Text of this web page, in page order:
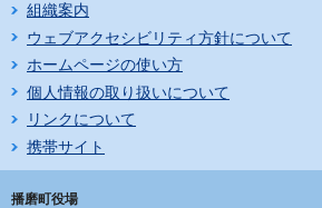
組織案内
ウェブアクセシビリティ方針について
ホームページの使い方
個人情報の取り扱いについて
リンクについて
携帯サイト
播磨町役場